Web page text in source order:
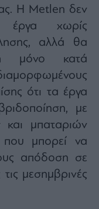
Η Metlen δεν
έργα χωρίς
αλλά θα
μόνο κατά
ότι τα έργα
με
μπαταριών
που μπορεί να
απόδοση σε
μεσημβρινές